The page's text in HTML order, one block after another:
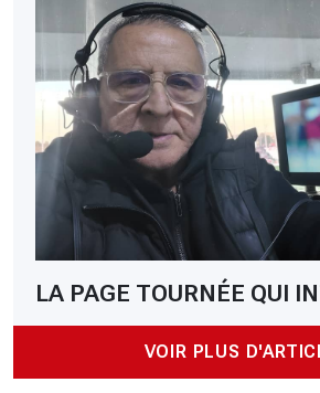
LA PAGE TOURNÉE QUI
VOIR PLUS